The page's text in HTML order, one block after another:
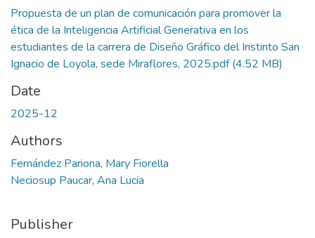
Propuesta de un plan de comunicación para promover la
ética de la Inteligencia Artificial Generativa en los
estudiantes de la carrera de Diseño Gráfico del Instinto San
Ignacio de Loyola, sede Miraflores, 2025.pdf(4.52 MB)
Date
2025-12
Authors
Fernández Pariona, Mary Fiorella
Neciosup Paucar, Ana Lucia
Publisher